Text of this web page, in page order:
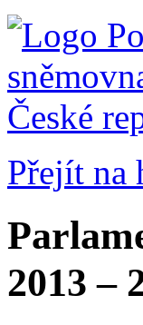
Přejít na
2013 –